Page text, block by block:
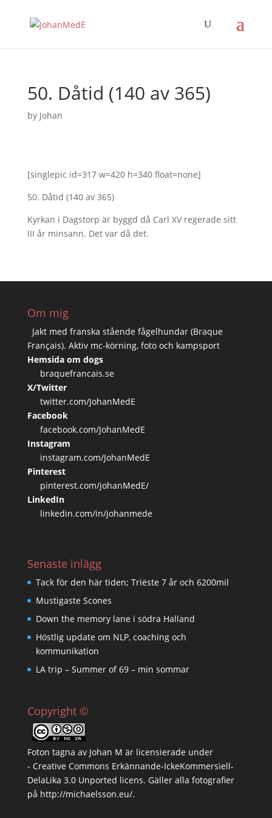
50. Dåtid (140 av 365)
by Johan
[singlepic id=317 w=420 h=340 float=none]
50. Dåtid (140 av 365)
Kyrkan i Dagstorp är byggd då Carl XV regerade sitt
III år minsann. Det var då det.
Om mig
Jakt med franska stående fågelhundar (Braque
Français). Aktiv mc-körning, foto och kampsport
Hemsida om dogs
braquefrancais.se
X/Twitter
twitter.com/JohanMedE
Facebook
facebook.com/JohanMedE
Instagram
instagram.com/JohanMedE
Pinterest
pinterest.com/johanMedE/
LinkedIn
linkedin.com/in/johanmede
Senaste inlägg
Tack för den här tiden; Triëste 7 år och 6200mil
Mustigaste Scones
Down the memory lane i södra Halland
Höstlig update om NLP, coaching och
kommunikation
LA trip – Summer of 69 – min sommar
Copyright ©
Foton tagna av Johan M är licensierade under
- Creative Commons Erkännande-IckeKommersiell-
DelaLika 3.0 Unported licens. Gäller alla fotografier
på http://michaelsson.eu/.